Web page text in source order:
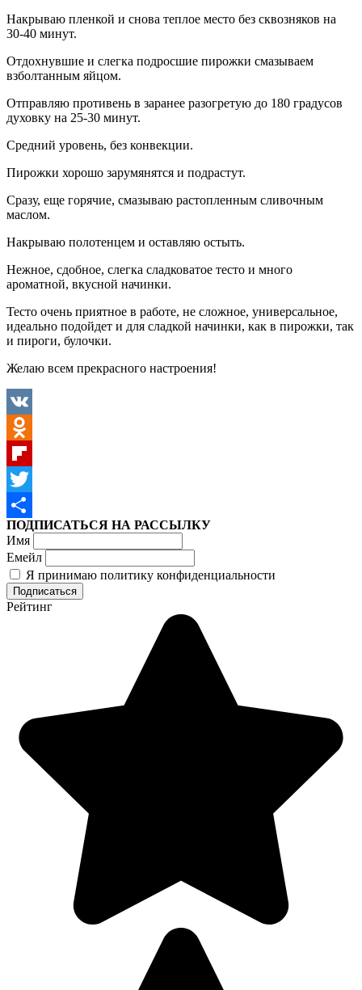
Накрываю пленкой и снова теплое место без сквозняков на
30-40 минут.
Отдохнувшие и слегка подросшие пирожки смазываем
взболтанным яйцом.
Отправляю противень в заранее разогретую до 180 градусов
духовку на 25-30 минут.
Средний уровень, без конвекции.
Пирожки хорошо зарумянятся и подрастут.
Сразу, еще горячие, смазываю растопленным сливочным
маслом.
Накрываю полотенцем и оставляю остыть.
Нежное, сдобное, слегка сладковатое тесто и много
ароматной, вкусной начинки.
Тесто очень приятное в работе, не сложное, универсальное,
идеально подойдет и для сладкой начинки, как в пирожки, так
и пироги, булочки.
Желаю всем прекрасного настроения!
VK
Odnoklassniki
Flipboard
Twitter
Отправить
ПОДПИСАТЬСЯ НА РАССЫЛКУ
Имя
Емейл
Я принимаю политику конфиденциальности
Рейтинг